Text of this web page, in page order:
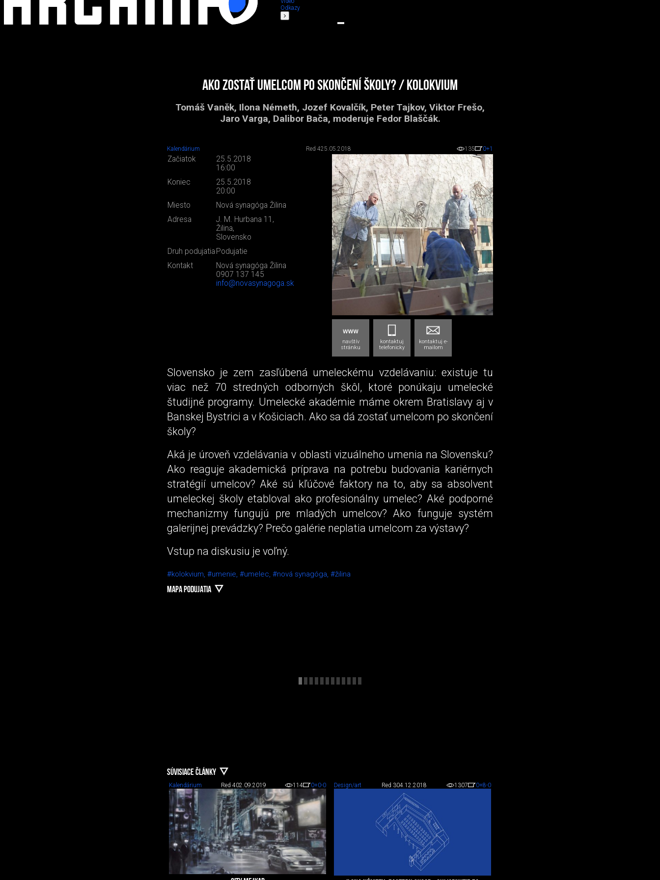
Odkazy
Ako zostať umelcom po skončení školy? / kolokvium
Tomáš Vaněk, Ilona Németh, Jozef Kovalčík, Peter Tajkov, Viktor Frešo,
Jaro Varga, Dalibor Bača, moderuje Fedor Blaščák.
Kalendárium Red 425.05.2018 135 0+1
Začiatok
25.5.2018
16:00
Koniec
25.5.2018
20:00
Miesto
Nová synagóga Žilina
Adresa
J. M. Hurbana 11,
Žilina,
Slovensko
Druh podujatia Podujatie
Kontakt
Nová synagóga Žilina
0907 137 145
info@novasynagoga.sk
navštív
stránku
kontaktuj
telefonicky
kontaktuj e-
mailom
Slovensko je zem zasľúbená umeleckému vzdelávaniu: existuje tu
viac než 70 stredných odborných škôl, ktoré ponúkaju umelecké
študijné programy. Umelecké akadémie máme okrem Bratislavy aj v
Banskej Bystrici a v Košiciach. Ako sa dá zostať umelcom po skončení
školy?
Aká je úroveň vzdelávania v oblasti vizuálneho umenia na Slovensku?
Ako reaguje akademická príprava na potrebu budovania kariérnych
stratégií umelcov? Aké sú kľúčové faktory na to, aby sa absolvent
umeleckej školy etabloval ako profesionálny umelec? Aké podporné
mechanizmy fungujú pre mladých umelcov? Ako funguje systém
galerijnej prevádzky? Prečo galérie neplatia umelcom za výstavy?
Vstup na diskusiu je voľný.
#kolokvium, #umenie, #umelec, #nová synagóga, #žilina
MAPA PODUJATIA
SÚVISIACE ČLÁNKY
Kalendárium Red 402.09.2019 114 0+0-0 Design/art Red 304.12.2018 1307 0+8-0